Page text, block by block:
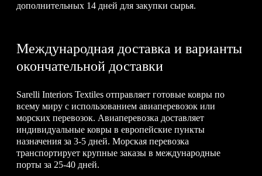
дополнительных 14 дней для закупки сырья.
Международная доставка и варианты
окончательной доставки
Sarelli Interiors Textiles отправляет готовые ковры по
всему миру с использованием авиаперевозок или
морских перевозок. Авиаперевозка доставляет
индивидуальные ковры в европейские пункты
назначения за 3-5 дней. Морская перевозка
транспортирует крупные заказы в международные
порты за 25-40 дней.